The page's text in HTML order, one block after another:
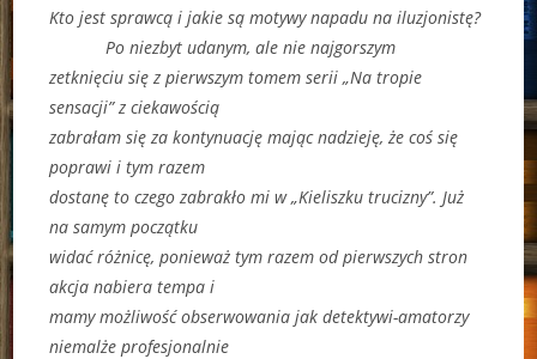
Kto jest sprawcą i jakie są motywy napadu na iluzjonistę?
Po niezbyt udanym, ale nie najgorszym
zetknięciu się z pierwszym tomem serii „Na tropie
sensacji” z ciekawością
zabrałam się za kontynuację mając nadzieję, że coś się
poprawi i tym razem
dostanę to czego zabrakło mi w „Kieliszku trucizny”. Już
na samym początku
widać różnicę, ponieważ tym razem od pierwszych stron
akcja nabiera tempa i
mamy możliwość obserwowania jak detektywi-amatorzy
niemalże profesjonalnie